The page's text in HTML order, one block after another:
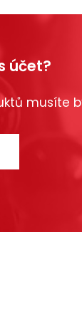
účet?
musíte